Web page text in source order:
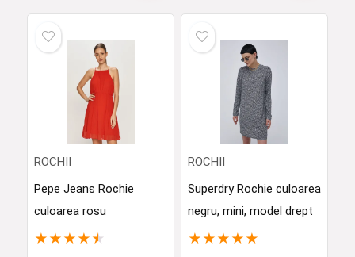
ROCHII
Pepe Jeans Rochie
culoarea rosu
★ ★ ★ ★ ★
ROCHII
Superdry Rochie culoarea
negru, mini, model drept
★ ★ ★ ★ ★